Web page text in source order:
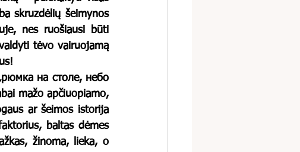
skruzdėlių šeimynos
nes ruošiausi būti
tėvo vairuojamą
mažo apčiuopiamo,
ar šeimos istorija
baltas dėmes
žinoma, lieka, o